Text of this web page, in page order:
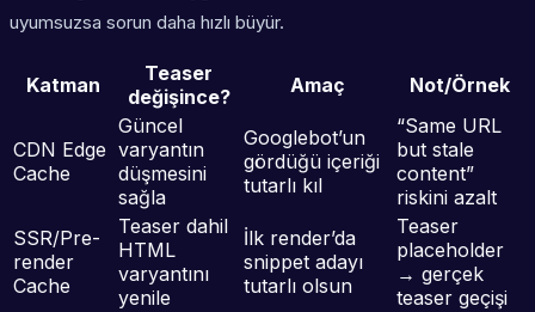
uyumsuzsa sorun daha hızlı büyür.
Katman
Teaser
değişince?
Amaç Not/Örnek
CDN Edge
Cache
Güncel
varyantın
düşmesini
sağla
Googlebot’un
gördüğü içeriği
tutarlı kıl
“Same URL
but stale
content”
riskini azalt
SSR/Pre-
render
Cache
Teaser dahil
HTML
varyantını
yenile
İlk render’da
snippet adayı
tutarlı olsun
Teaser
placeholder
→ gerçek
teaser geçişi